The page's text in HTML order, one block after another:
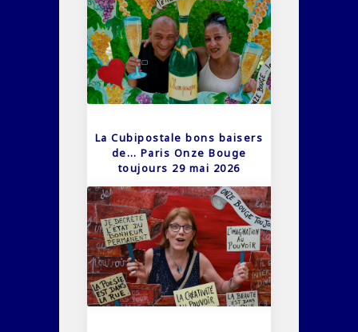
La Cubipostale bons baisers
de… Paris Onze Bouge
toujours 29 mai 2026